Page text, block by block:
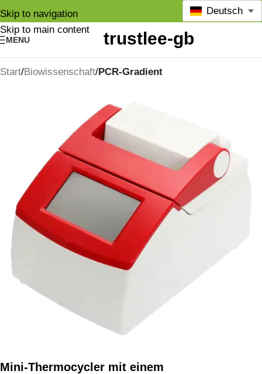
Skip to navigation
Skip to main content
MENU
Deutsch
Start Biowissenschaft PCR-Gradient
Mini-Thermocycler mit einem